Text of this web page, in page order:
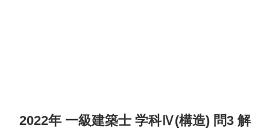
2022年 一級建築士 学科Ⅳ(構造) 問3 解